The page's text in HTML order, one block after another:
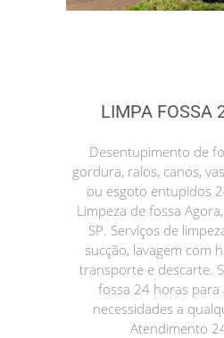
LIMPA FOSSA
Desentupimento de
gordura, ralos, canos,
ou esgoto entupidos
Limpeza de fossa
SP. Serviços de
sucção, lavagem com
transporte e descarte.
fossa 24 horas para
necessidades a
Atendimento